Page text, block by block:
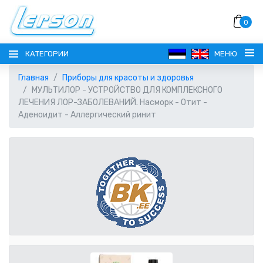
0
КАТЕГОРИИ МЕНЮ
ENGLISH
AUD АВСТРАЛИЙСКИЙ ДОЛЛАР
ВОЙТИ
Главная
Приборы для красоты и здоровья
МУЛЬТИЛОР - УСТРОЙСТВО ДЛЯ КОМПЛЕКСНОГО
ЛЕЧЕНИЯ ЛОР-ЗАБОЛЕВАНИЙ. Насморк - Отит -
Аденоидит - Аллергический ринит